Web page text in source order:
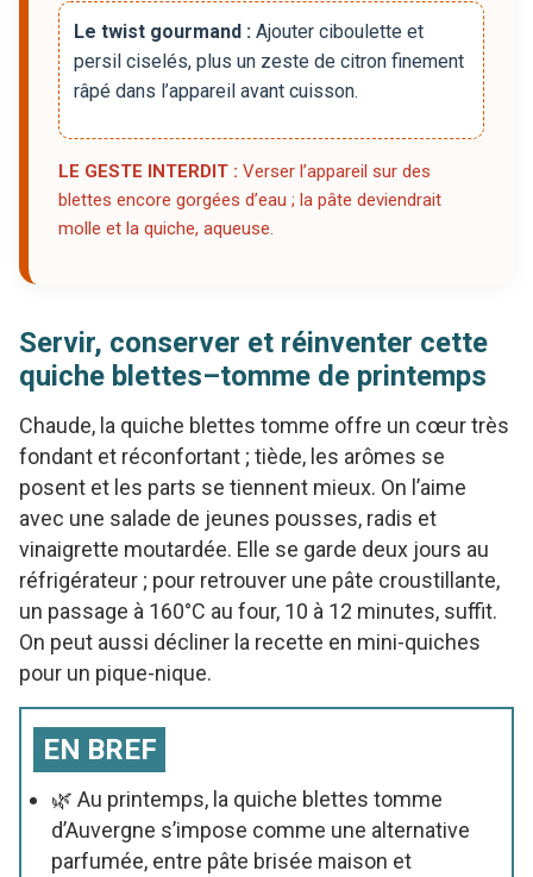
Le twist gourmand : Ajouter ciboulette et
persil ciselés, plus un zeste de citron finement
râpé dans l’appareil avant cuisson.
LE GESTE INTERDIT : Verser l’appareil sur des
blettes encore gorgées d’eau ; la pâte deviendrait
molle et la quiche, aqueuse.
Servir, conserver et réinventer cette
quiche blettes–tomme de printemps
Chaude, la quiche blettes tomme offre un cœur très
fondant et réconfortant ; tiède, les arômes se
posent et les parts se tiennent mieux. On l’aime
avec une salade de jeunes pousses, radis et
vinaigrette moutardée. Elle se garde deux jours au
réfrigérateur ; pour retrouver une pâte croustillante,
un passage à 160°C au four, 10 à 12 minutes, suffit.
On peut aussi décliner la recette en mini-quiches
pour un pique-nique.
EN BREF
🌿 Au printemps, la quiche blettes tomme
d’Auvergne s’impose comme une alternative
parfumée, entre pâte brisée maison et